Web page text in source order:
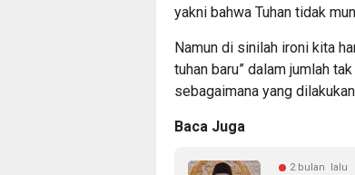
yakni bahwa Tuhan tidak
Namun di sinilah ironi kita
tuhan baru” dalam jumlah
sebagaimana yang
Baca Juga
2 bulan lalu